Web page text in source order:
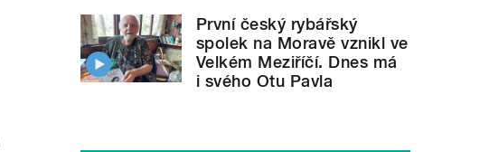
První český rybářský
spolek na Moravě vznikl ve
Velkém Meziříčí. Dnes má
i svého Otu Pavla